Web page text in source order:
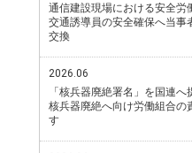
通信建設現場における安全労
交通誘導員の安全確保へ当事
交換
2026.06
「核兵器廃絶署名」を国連へ
核兵器廃絶へ向け労働組合の
す